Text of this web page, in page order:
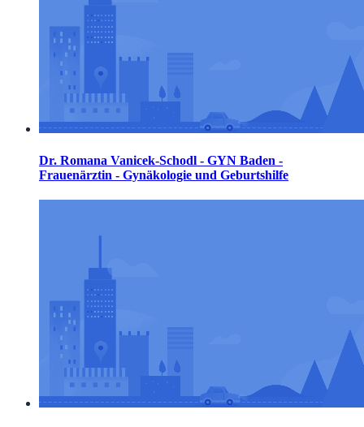
Dr. Romana Vanicek-Schodl - GYN Baden -
Frauenärztin - Gynäkologie und Geburtshilfe